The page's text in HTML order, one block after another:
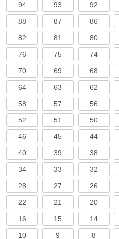
94 93 92
88 87 86
82 81 80
76 75 74
70 69 68
64 63 62
58 57 56
52 51 50
46 45 44
40 39 38
34 33 32
28 27 26
22 21 20
16 15 14
10 9 8